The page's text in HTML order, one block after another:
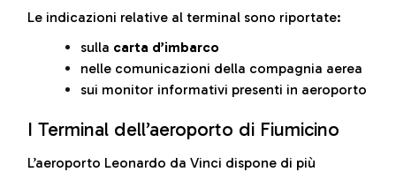
Le indicazioni relative al terminal sono riportate:
sulla carta d’imbarco
nelle comunicazioni della compagnia aerea
sui monitor informativi presenti in aeroporto
I Terminal dell’aeroporto di Fiumicino
L’aeroporto Leonardo da Vinci dispone di più